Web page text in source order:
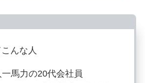
んな人
馬力の20代会社員